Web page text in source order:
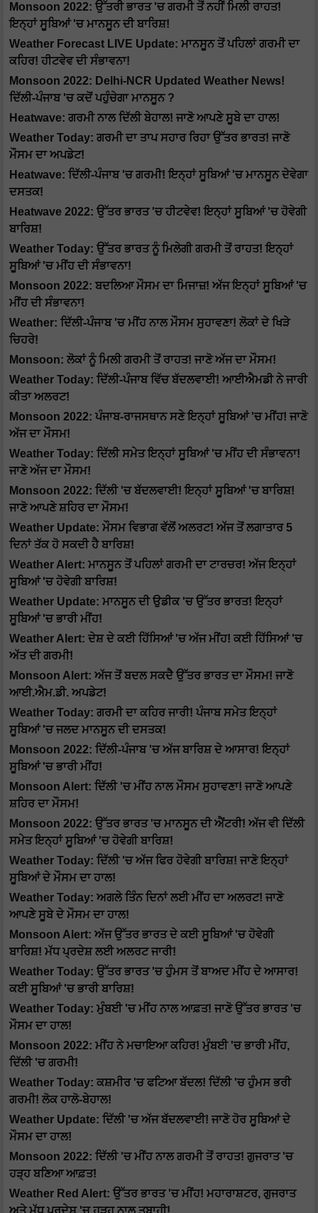
Monsoon 2022: ਉੱਤਰੀ ਭਾਰਤ 'ਚ ਗਰਮੀ ਤੋਂ ਨਹੀਂ ਮਿਲੀ ਰਾਹਤ!
ਇਨ੍ਹਾਂ ਸੂਬਿਆਂ 'ਚ ਮਾਨਸੂਨ ਦੀ ਬਾਰਿਸ਼!
Weather Forecast LIVE Update: ਮਾਨਸੂਨ ਤੋਂ ਪਹਿਲਾਂ ਗਰਮੀ ਦਾ
ਕਹਿਰ! ਹੀਟਵੇਵ ਦੀ ਸੰਭਾਵਨਾ!
Monsoon 2022: Delhi-NCR Updated Weather News!
ਦਿੱਲੀ-ਪੰਜਾਬ 'ਚ ਕਦੋਂ ਪਹੁੰਚੇਗਾ ਮਾਨਸੂਨ ?
Heatwave: ਗਰਮੀ ਨਾਲ ਦਿੱਲੀ ਬੇਹਾਲ! ਜਾਣੋ ਆਪਣੇ ਸੂਬੇ ਦਾ ਹਾਲ!
Weather Today: ਗਰਮੀ ਦਾ ਤਾਪ ਸਹਾਰ ਰਿਹਾ ਉੱਤਰ ਭਾਰਤ! ਜਾਣੋ
ਮੌਸਮ ਦਾ ਅਪਡੇਟ!
Heatwave: ਦਿੱਲੀ-ਪੰਜਾਬ 'ਚ ਗਰਮੀ! ਇਨ੍ਹਾਂ ਸੂਬਿਆਂ 'ਚ ਮਾਨਸੂਨ ਦੇਵੇਗਾ
ਦਸਤਕ!
Heatwave 2022: ਉੱਤਰ ਭਾਰਤ 'ਚ ਹੀਟਵੇਵ! ਇਨ੍ਹਾਂ ਸੂਬਿਆਂ 'ਚ ਹੋਵੇਗੀ
ਬਾਰਿਸ਼!
Weather Today: ਉੱਤਰ ਭਾਰਤ ਨੂੰ ਮਿਲੇਗੀ ਗਰਮੀ ਤੋਂ ਰਾਹਤ! ਇਨ੍ਹਾਂ
ਸੂਬਿਆਂ 'ਚ ਮੀਂਹ ਦੀ ਸੰਭਾਵਨਾ!
Monsoon 2022: ਬਦਲਿਆ ਮੌਸਮ ਦਾ ਮਿਜਾਜ਼! ਅੱਜ ਇਨ੍ਹਾਂ ਸੂਬਿਆਂ 'ਚ
ਮੀਂਹ ਦੀ ਸੰਭਾਵਨਾ!
Weather: ਦਿੱਲੀ-ਪੰਜਾਬ 'ਚ ਮੀਂਹ ਨਾਲ ਮੌਸਮ ਸੁਹਾਵਣਾ! ਲੋਕਾਂ ਦੇ ਖਿੜੇ
ਚਿਹਰੇ!
Monsoon: ਲੋਕਾਂ ਨੂੰ ਮਿਲੀ ਗਰਮੀ ਤੋਂ ਰਾਹਤ! ਜਾਣੋ ਅੱਜ ਦਾ ਮੌਸਮ!
Weather Today: ਦਿੱਲੀ-ਪੰਜਾਬ ਵਿੱਚ ਬੱਦਲਵਾਈ! ਆਈਐਮਡੀ ਨੇ ਜਾਰੀ
ਕੀਤਾ ਅਲਰਟ!
Monsoon 2022: ਪੰਜਾਬ-ਰਾਜਸਥਾਨ ਸਣੇ ਇਨ੍ਹਾਂ ਸੂਬਿਆਂ 'ਚ ਮੀਂਹ! ਜਾਣੋ
ਅੱਜ ਦਾ ਮੌਸਮ!
Weather Today: ਦਿੱਲੀ ਸਮੇਤ ਇਨ੍ਹਾਂ ਸੂਬਿਆਂ 'ਚ ਮੀਂਹ ਦੀ ਸੰਭਾਵਨਾ!
ਜਾਣੋ ਅੱਜ ਦਾ ਮੌਸਮ!
Monsoon 2022: ਦਿੱਲੀ 'ਚ ਬੱਦਲਵਾਈ! ਇਨ੍ਹਾਂ ਸੂਬਿਆਂ 'ਚ ਬਾਰਿਸ਼!
ਜਾਣੋ ਆਪਣੇ ਸ਼ਹਿਰ ਦਾ ਮੌਸਮ!
Weather Update: ਮੌਸਮ ਵਿਭਾਗ ਵੱਲੋਂ ਅਲਰਟ! ਅੱਜ ਤੋਂ ਲਗਾਤਾਰ 5
ਦਿਨਾਂ ਤੱਕ ਹੋ ਸਕਦੀ ਹੈ ਬਾਰਿਸ਼!
Weather Alert: ਮਾਨਸੂਨ ਤੋਂ ਪਹਿਲਾਂ ਗਰਮੀ ਦਾ ਟਾਰਚਰ! ਅੱਜ ਇਨ੍ਹਾਂ
ਸੂਬਿਆਂ 'ਚ ਹੋਵੇਗੀ ਬਾਰਿਸ਼!
Weather Update: ਮਾਨਸੂਨ ਦੀ ਉਡੀਕ 'ਚ ਉੱਤਰ ਭਾਰਤ! ਇਨ੍ਹਾਂ
ਸੂਬਿਆਂ 'ਚ ਭਾਰੀ ਮੀਂਹ!
Weather Alert: ਦੇਸ਼ ਦੇ ਕਈ ਹਿੱਸਿਆਂ 'ਚ ਅੱਜ ਮੀਂਹ! ਕਈ ਹਿੱਸਿਆਂ 'ਚ
ਅੱਤ ਦੀ ਗਰਮੀ!
Monsoon Alert: ਅੱਜ ਤੋਂ ਬਦਲ ਸਕਦੈ ਉੱਤਰ ਭਾਰਤ ਦਾ ਮੌਸਮ! ਜਾਣੋ
ਆਈ.ਐਮ.ਡੀ. ਅਪਡੇਟ!
Weather Today: ਗਰਮੀ ਦਾ ਕਹਿਰ ਜਾਰੀ! ਪੰਜਾਬ ਸਮੇਤ ਇਨ੍ਹਾਂ
ਸੂਬਿਆਂ 'ਚ ਜਲਦ ਮਾਨਸੂਨ ਦੀ ਦਸਤਕ!
Monsoon 2022: ਦਿੱਲੀ-ਪੰਜਾਬ 'ਚ ਅੱਜ ਬਾਰਿਸ਼ ਦੇ ਆਸਾਰ! ਇਨ੍ਹਾਂ
ਸੂਬਿਆਂ 'ਚ ਭਾਰੀ ਮੀਂਹ!
Monsoon Alert: ਦਿੱਲੀ 'ਚ ਮੀਂਹ ਨਾਲ ਮੌਸਮ ਸੁਹਾਵਣਾ! ਜਾਣੋ ਆਪਣੇ
ਸ਼ਹਿਰ ਦਾ ਮੌਸਮ!
Monsoon 2022: ਉੱਤਰ ਭਾਰਤ 'ਚ ਮਾਨਸੂਨ ਦੀ ਐਂਟਰੀ! ਅੱਜ ਵੀ ਦਿੱਲੀ
ਸਮੇਤ ਇਨ੍ਹਾਂ ਸੂਬਿਆਂ 'ਚ ਹੋਵੇਗੀ ਬਾਰਿਸ਼!
Weather Today: ਦਿੱਲੀ 'ਚ ਅੱਜ ਫਿਰ ਹੋਵੇਗੀ ਬਾਰਿਸ਼! ਜਾਣੋ ਇਨ੍ਹਾਂ
ਸੂਬਿਆਂ ਦੇ ਮੌਸਮ ਦਾ ਹਾਲ!
Weather Today: ਅਗਲੇ ਤਿੰਨ ਦਿਨਾਂ ਲਈ ਮੀਂਹ ਦਾ ਅਲਰਟ! ਜਾਣੋ
ਆਪਣੇ ਸੂਬੇ ਦੇ ਮੌਸਮ ਦਾ ਹਾਲ!
Monsoon Alert: ਅੱਜ ਉੱਤਰ ਭਾਰਤ ਦੇ ਕਈ ਸੂਬਿਆਂ 'ਚ ਹੋਵੇਗੀ
ਬਾਰਿਸ਼! ਮੱਧ ਪ੍ਰਦੇਸ਼ ਲਈ ਅਲਰਟ ਜਾਰੀ!
Weather Today: ਉੱਤਰ ਭਾਰਤ 'ਚ ਹੁੰਮਸ ਤੋਂ ਬਾਅਦ ਮੀਂਹ ਦੇ ਆਸਾਰ!
ਕਈ ਸੂਬਿਆਂ 'ਚ ਭਾਰੀ ਬਾਰਿਸ਼!
Weather Today: ਮੁੰਬਈ 'ਚ ਮੀਂਹ ਨਾਲ ਆਫ਼ਤ! ਜਾਣੋ ਉੱਤਰ ਭਾਰਤ 'ਚ
ਮੌਸਮ ਦਾ ਹਾਲ!
Monsoon 2022: ਮੀਂਹ ਨੇ ਮਚਾਇਆ ਕਹਿਰ! ਮੁੰਬਈ 'ਚ ਭਾਰੀ ਮੀਂਹ,
ਦਿੱਲੀ 'ਚ ਗਰਮੀ!
Weather Today: ਕਸ਼ਮੀਰ 'ਚ ਫਟਿਆ ਬੱਦਲ! ਦਿੱਲੀ 'ਚ ਹੁੰਮਸ ਭਰੀ
ਗਰਮੀ! ਲੋਕ ਹਾਲੋ-ਬੇਹਾਲ!
Weather Update: ਦਿੱਲੀ 'ਚ ਅੱਜ ਬੱਦਲਵਾਈ! ਜਾਣੋ ਹੋਰ ਸੂਬਿਆਂ ਦੇ
ਮੌਸਮ ਦਾ ਹਾਲ!
Monsoon 2022: ਦਿੱਲੀ 'ਚ ਮੀਂਹ ਨਾਲ ਗਰਮੀ ਤੋਂ ਰਾਹਤ! ਗੁਜਰਾਤ 'ਚ
ਹੜ੍ਹ ਬਣਿਆ ਆਫ਼ਤ!
Weather Red Alert: ਉੱਤਰ ਭਾਰਤ 'ਚ ਮੀਂਹ! ਮਹਾਰਾਸ਼ਟਰ, ਗੁਜਰਾਤ